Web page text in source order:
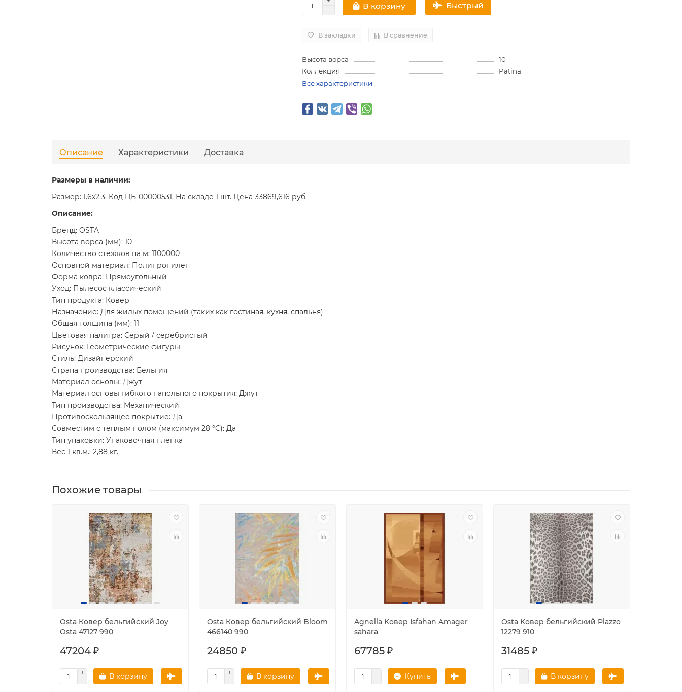
В корзину Быстрый
В закладки В сравнение
Высота ворса
10
Коллекция
Patina
Все характеристики
Описание Характеристики Доставка
Размеры в наличии:
Размер: 1.6x2.3. Код ЦБ-00000531. На складе 1 шт. Цена 33869,616 руб.
Описание:
Бренд: OSTA
Высота ворса (мм): 10
Количество стежков на м: 1100000
Основной материал: Полипропилен
Форма ковра: Прямоугольный
Уход: Пылесос классический
Тип продукта: Ковер
Назначение: Для жилых помещений (таких как гостиная, кухня, спальня)
Общая толщина (мм): 11
Цветовая палитра: Серый / серебристый
Рисунок: Геометрические фигуры
Стиль: Дизайнерский
Страна производства: Бельгия
Материал основы: Джут
Материал основы гибкого напольного покрытия: Джут
Тип производства: Механический
Противоскользящее покрытие: Да
Совместим с теплым полом (максимум 28 °C): Да
Тип упаковки: Упаковочная пленка
Вес 1 кв.м.: 2,88 кг.
Похожие товары
Osta Ковер бельгийский Joy
Osta 47127 990
47204 ₽
В корзину
Osta Ковер бельгийский Bloom
466140 990
24850 ₽
В корзину
Agnella Ковер Isfahan Amager
sahara
67785 ₽
Купить
Osta Ковер бельгийский Piazzo
12279 910
31485 ₽
В корзину